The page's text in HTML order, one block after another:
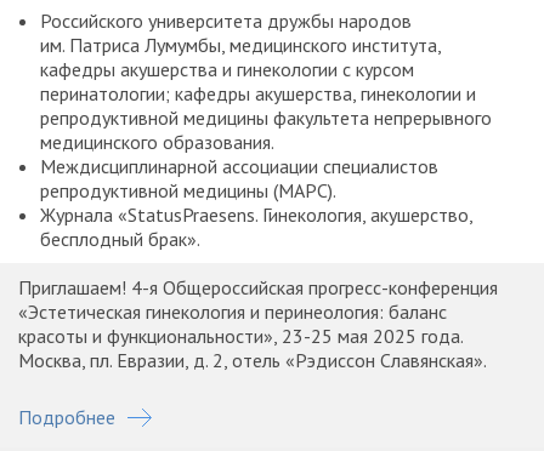
Российского университета дружбы народов
им. Патриса Лумумбы, медицинского института,
кафедры акушерства и гинекологии с курсом
перинатологии; кафедры акушерства, гинекологии и
репродуктивной медицины факультета непрерывного
медицинского образования.
Междисциплинарной ассоциации специалистов
репродуктивной медицины (МАРС).
Журнала «StatusPraesens. Гинекология, акушерство,
бесплодный брак».
Приглашаем! 4-я Общероссийская прогресс-конференция
«Эстетическая гинекология и перинеология: баланс
красоты и функциональности», 23-25 мая 2025 года.
Москва, пл. Евразии, д. 2, отель «Рэдиссон Славянская».
Подробнее